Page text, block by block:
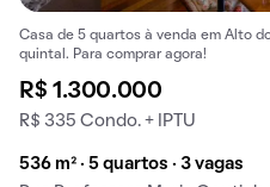
Casa de 5 quartos à venda em Alto
quintal. Para comprar agora!
R$ 1.300.000
R$ 335 Condo. + IPTU
536 m² · 5 quartos · 3 vagas